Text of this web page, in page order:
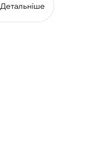
Детальніше